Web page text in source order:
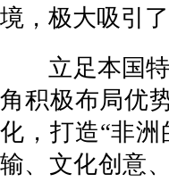
境，极大吸引
立足本国特
角积极布局优
化，打造“非
输、文化创意